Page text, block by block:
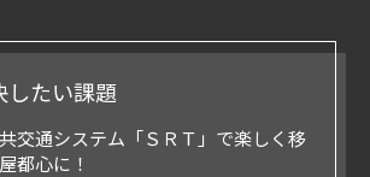
したい課題
交通システム「ＳＲＴ」で楽しく移
都心に！